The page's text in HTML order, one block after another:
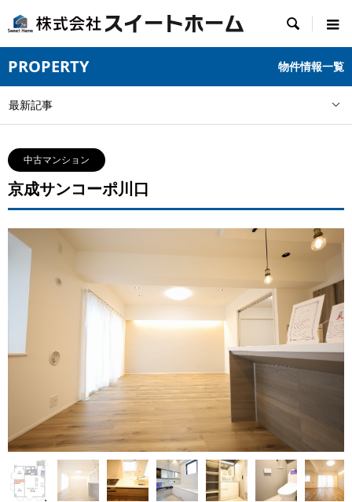

PROPERTY 物件情報一覧
最新記事
中古マンション
京成サンコーポ川口